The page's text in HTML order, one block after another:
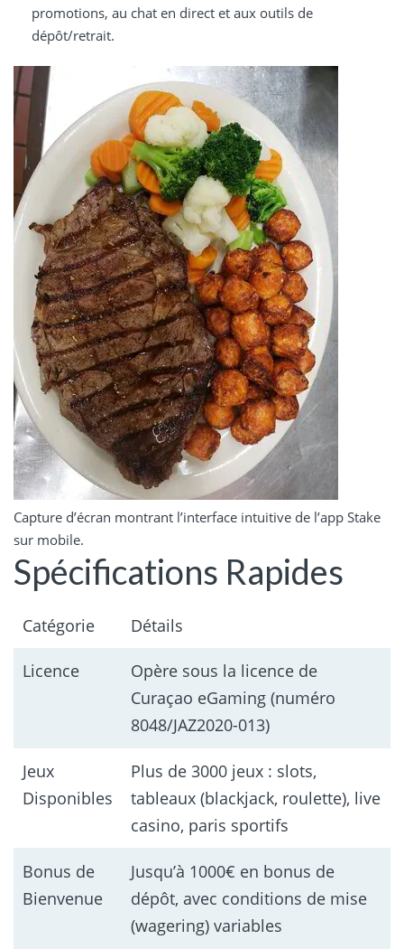
promotions, au chat en direct et aux outils de
dépôt/retrait.
Capture d’écran montrant l’interface intuitive de l’app Stake
sur mobile.
Spécifications Rapides
Catégorie Détails
Licence
Opère sous la licence de
Curaçao eGaming (numéro
8048/JAZ2020-013)
Jeux
Disponibles
Plus de 3000 jeux : slots,
tableaux (blackjack, roulette), live
casino, paris sportifs
Bonus de
Bienvenue
Jusqu’à 1000€ en bonus de
dépôt, avec conditions de mise
(wagering) variables